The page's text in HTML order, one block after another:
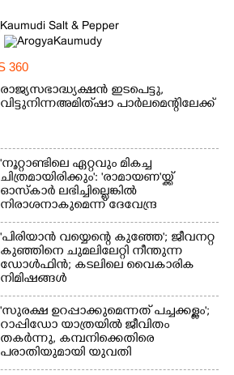
360
രാജ്യസഭാദ്ധ്യക്ഷൻ ഇടപെട്ടു,
വിട്ടുനിന്ന അമിത് ഷാ പാർലമെന്റിലേക്ക്
'നൂറ്റാണ്ടിലെ ഏറ്റവും മികച്ച
ചിത്രമായിരിക്കും': 'രാമായണ'യ്ക്ക്
ഓസ്കാ‌ർ ലഭിച്ചില്ലെങ്കിൽ
നിരാശനാകുമെന്ന് ദേവേന്ദ്ര
ഫഡ്നാവിസ്
'പിരിയാൻ വയ്യെന്റെ കുഞ്ഞേ'; ജീവനറ്റ
കുഞ്ഞിനെ ചുമലിലേറ്റി നീന്തുന്ന
ഡോൾഫിൻ; കടലിലെ വൈകാരിക
നിമിഷങ്ങൾ
'സുരക്ഷ ഉറപ്പാക്കുമെന്നത് പച്ചക്കള്ളം';
റാപ്പിഡോ യാത്രയിൽ ജീവിതം
തകർന്നു, കമ്പനിക്കെതിരെ
പരാതിയുമായി യുവതി
Share this link
Copy Link